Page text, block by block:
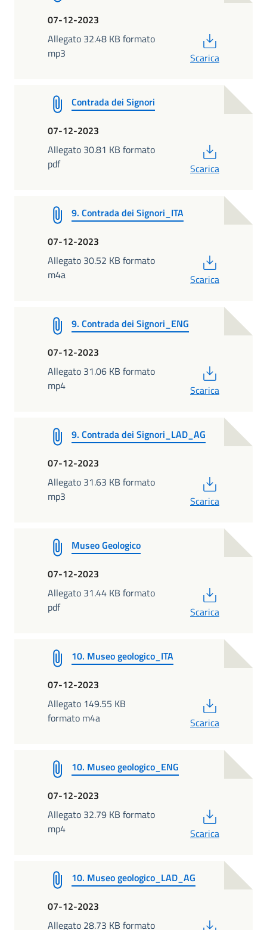
07-12-2023
Allegato 32.48 KB formato
mp3
Scarica
Contrada dei Signori
07-12-2023
Allegato 30.81 KB formato
pdf
Scarica
9. Contrada dei Signori_ITA
07-12-2023
Allegato 30.52 KB formato
m4a
Scarica
9. Contrada dei Signori_ENG
07-12-2023
Allegato 31.06 KB formato
mp4
Scarica
9. Contrada dei Signori_LAD_AG
07-12-2023
Allegato 31.63 KB formato
mp3
Scarica
Museo Geologico
07-12-2023
Allegato 31.44 KB formato
pdf
Scarica
10. Museo geologico_ITA
07-12-2023
Allegato 149.55 KB
formato m4a
Scarica
10. Museo geologico_ENG
07-12-2023
Allegato 32.79 KB formato
mp4
Scarica
10. Museo geologico_LAD_AG
07-12-2023
Allegato 28.73 KB formato